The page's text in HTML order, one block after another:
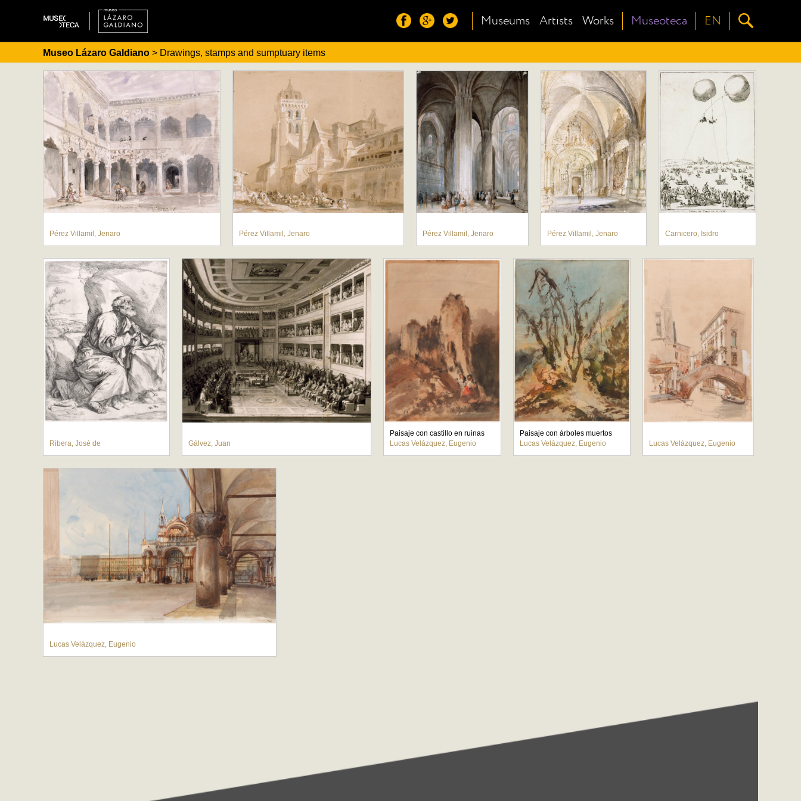
Museums Artists Works Museoteca EN
Museo Lázaro Galdiano > Drawings, stamps and sumptuary items
Pérez Villamil, Jenaro Pérez Villamil, Jenaro Pérez Villamil, Jenaro Pérez Villamil, Jenaro Carnicero, Isidro
Ribera, José de Gálvez, Juan
Paisaje con castillo en ruinas
Lucas Velázquez, Eugenio
Paisaje con árboles muertos
Lucas Velázquez, Eugenio
Lucas Velázquez, Eugenio
Lucas Velázquez, Eugenio